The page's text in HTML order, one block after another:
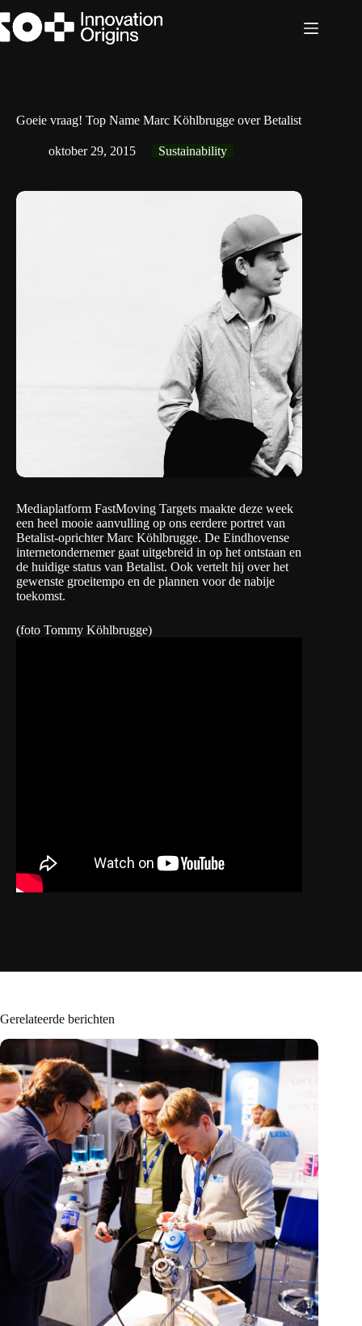
naar
de
Goeie vraag! Top Name Marc Köhlbrugge over Betalist
oktober 29, 2015 Sustainability
Mediaplatform FastMoving Targets maakte deze week
een heel mooie aanvulling op ons eerdere portret van
Betalist-oprichter Marc Köhlbrugge. De Eindhovense
internetondernemer gaat uitgebreid in op het ontstaan en
de huidige status van Betalist. Ook vertelt hij over het
gewenste groeitempo en de plannen voor de nabije
toekomst.
(foto Tommy Köhlbrugge)
Gerelateerde berichten